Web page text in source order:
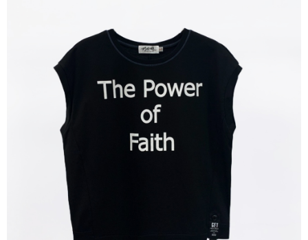
1.分期款項不併入電信帳單，「大哥付你分期」於每月結算日後寄送繳費提
2.透過簡訊連結打開帳單後，可選擇「超商條碼／台灣大直營門市／銀行轉
帳／街口支付／iPASS MONEY」等通路繳費。
【注意事項】
1.本服務係由「台灣大哥大股份有限公司」（以下簡稱本公司）所提供，讓
用戶於交易時，得透過本服務購買商品或服務，並由商店將買賣／分期付款
買賣價金債權讓與本公司後，依約使用本公司帳單繳交帳款。
2.基於同意付款使用「大哥付你分期」之契約關係目的，商店將以您的個人
資料（包含姓名、電話或地址）提供予台灣大哥大進項蒐集、處理及利用，
由本公司與您本人進行分期帳單所需資料之確認、核對及更正。
3.完整用戶服務條款，請詳閱以下連結：
https://oppay.tw/userRule
【「AFTEE先享後付」結帳流程】
１．於結帳方式選擇「AFTEE先享後付」後，將跳轉至「AFTEE先享後付」
結帳頁面，進行簡訊認證並確認金額後，即可完成結帳。
２．訂單成立數日內，您將收到繳費通知簡訊。
３．收到繳費通知簡訊後14天內，點擊此簡訊中的連結，可透過四大超商／
ATM／網路銀行／等多元方式進行付款，方視為交易完成。
※ 請注意：結帳手續完成當下不需立刻繳費，但若您需要取消訂單，請聯絡
購買商品的店家。未經商家同意取消之訂單仍視為有效，需透過AFTEE先享
後付繳納相關費用。
※ 交易是否成功請以「AFTEE先享後付 」之結帳頁面顯示為準，若有關於
是否繳費成功／繳費後需取消欲退款等相關疑問，請聯繫「AFTEE先享後付
客戶支援中心」
https://netprotections.freshdesk.com/support/home
１．透過由恩沛科技股份有限公司提供之「AFTEE先享後付」服務完成之交
易，需依本服務之必要範圍內提供個人資料，並將交易相關給付款項請求債
每筆NT$120，滿NT$2,000(含以上)免運費
7-11取貨付款
每筆NT$120，滿NT$2,000(含以上)免運費
每筆NT$120，滿NT$2,000(含以上)免運費